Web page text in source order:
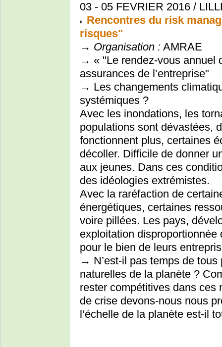
03 - 05 FEVRIER 2016 /
Rencontres du risk
risques"
→ Organisation : AMRAE
→ « "Le rendez-vous annuel
assurances de l’entreprise"
→ Les changements
systémiques ?
Avec les inondations, les
populations sont dévastées,
fonctionnent plus, certaines
décoller. Difficile de donner
aux jeunes. Dans ces
des idéologies extrémistes.
Avec la raréfaction de
énergétiques, certaines
voire pillées. Les pays,
exploitation
pour le bien de leurs
→ N’est-il pas temps de
naturelles de la planète ?
rester compétitives dans ces
de crise devons-nous nous
l’échelle de la planète est-il